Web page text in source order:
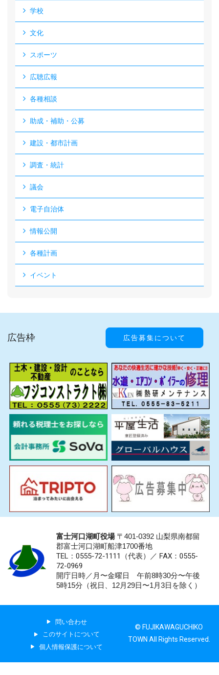
学校
文化
スポーツ
広聴広報
各種相談
助成・補助・公募
建設・都市計画
調査・統計
議会
電子自治体
情報公開
各種計画
イベント
広告枠 広告募集について
富士河口湖町役場〒401-0392 山梨県南都留
郡富士河口湖町船津1700番地
TEL：0555-72-1111 （代表）／ FAX：0555-
72-0969
開庁日時／月〜金曜日 午前8時30分〜午後
5時15分（祝日、12月29日〜1月3日を除く）
問い合わせ
このサイトについて
個人情報保護について
© FUJIKAWAGUCHIKO
TOWN All Rights Reserved.